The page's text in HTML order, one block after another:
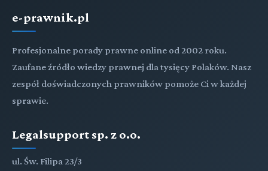
e-prawnik.pl
Profesjonalne porady prawne online od 2002 roku.
Zaufane źródło wiedzy prawnej dla tysięcy Polaków. Nasz
zespół doświadczonych prawników pomoże Ci w każdej
sprawie.
Legalsupport sp. z o.o.
ul. Św. Filipa 23/3